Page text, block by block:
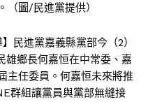
（圖/民進黨提供）
民進黨嘉義縣黨部今（2）
雄鄉長何嘉恒在中常委、嘉
主任委員。何嘉恒未來將推
群組讓黨員與黨部無縫接